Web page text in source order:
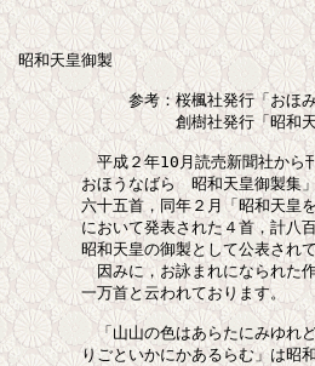
製
発行「おほみう
昭和天皇の和
売新聞社から刊行さ
和天皇御製集」掲載
月「昭和天皇を偲ぶ
た４首，計八百六十
して公表されてい
れになられた作品は
れております。
らたにみゆれどもわ
るらむ」は昭和三年